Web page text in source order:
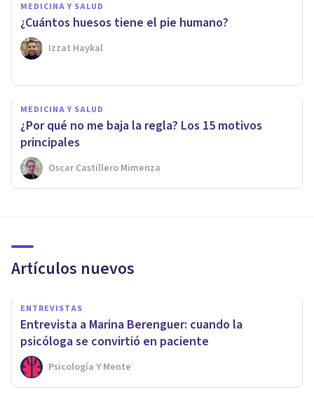
MEDICINA Y SALUD
¿Cuántos huesos tiene el pie humano?
Izzat Haykal
MEDICINA Y SALUD
¿Por qué no me baja la regla? Los 15 motivos
principales
Oscar Castillero Mimenza
Artículos nuevos
ENTREVISTAS
Entrevista a Marina Berenguer: cuando la
psicóloga se convirtió en paciente
Psicología Y Mente